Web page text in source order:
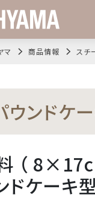
マ 商品情報 スチ
ウンドケ
（
ドケーキ